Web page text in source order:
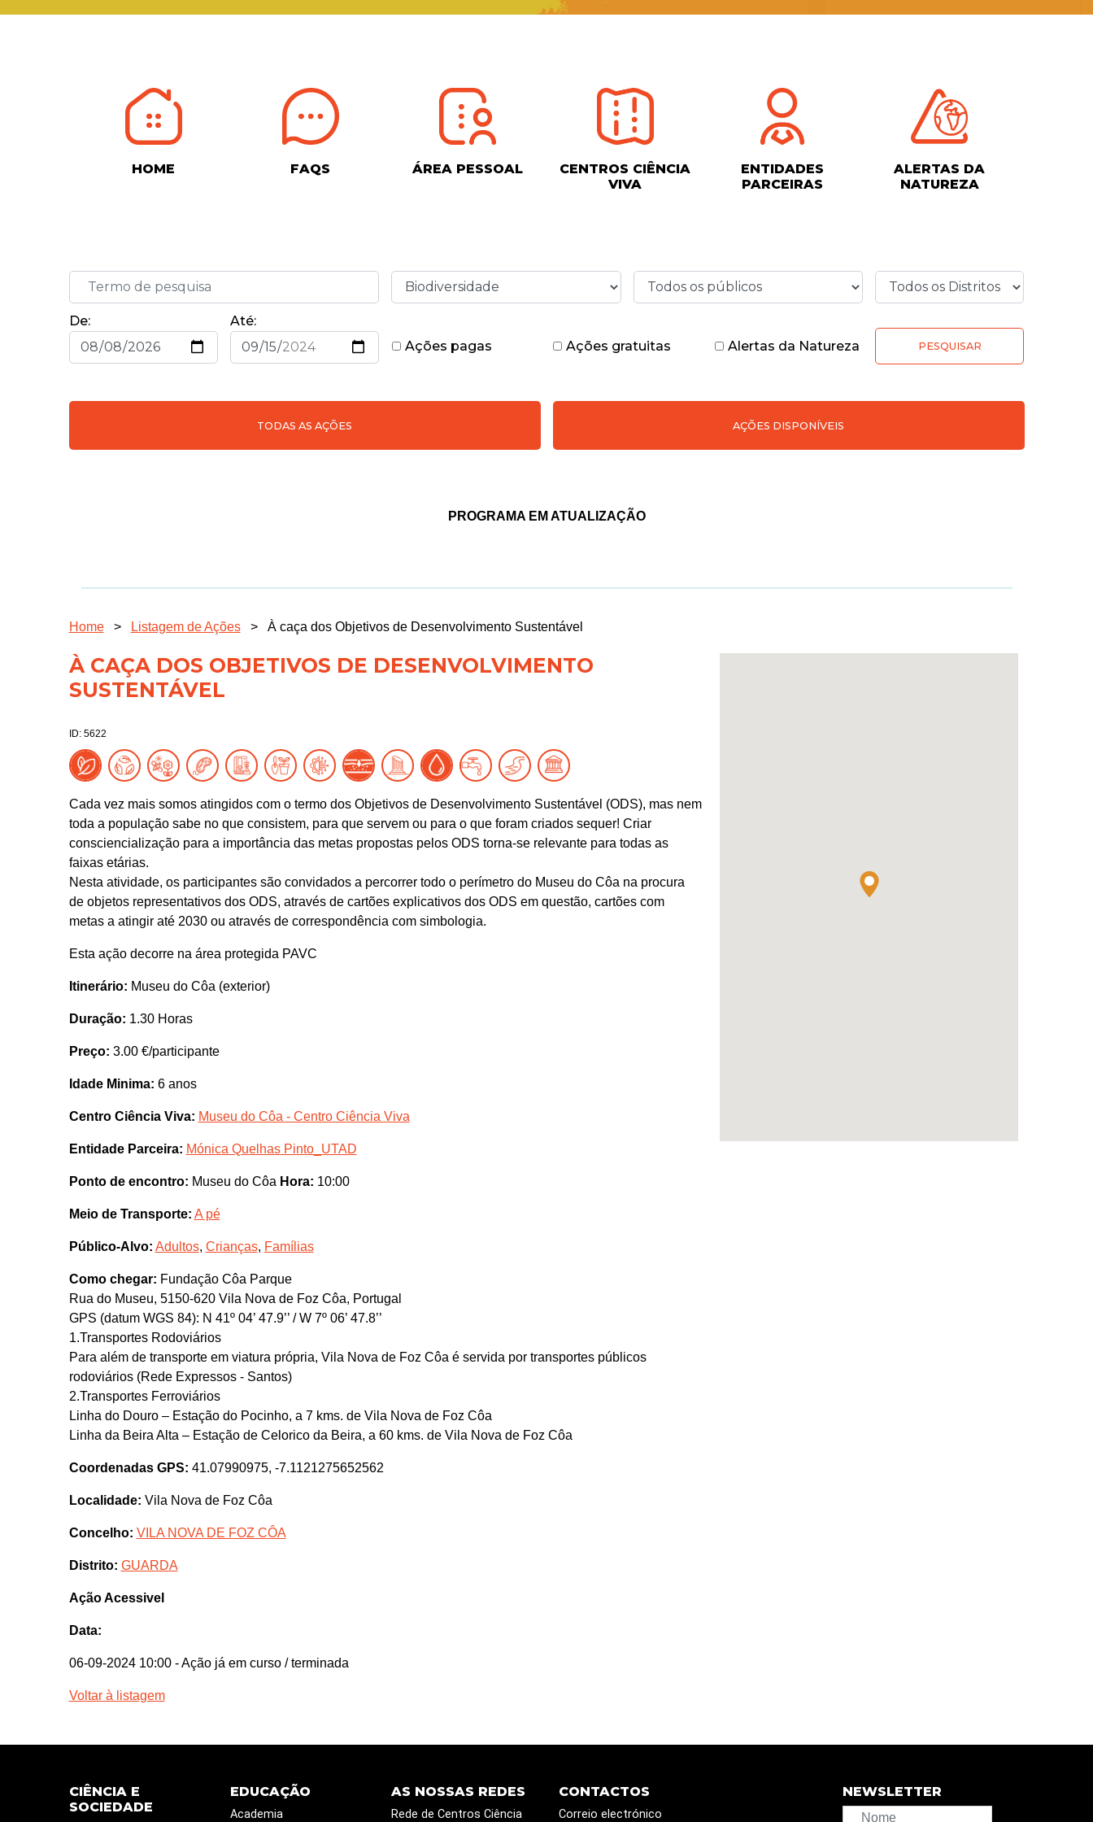
HOME FAQS ÁREA PESSOAL
CENTROS CIÊNCIA
VIVA
ENTIDADES
PARCEIRAS
ALERTAS DA
NATUREZA
De:
Até:
Ações pagas
Ações gratuitas Alertas da Natureza PESQUISAR
TODAS AS AÇÕES AÇÕES DISPONÍVEIS
PROGRAMA EM ATUALIZAÇÃO
Home > Listagem de Ações > À caça dos Objetivos de Desenvolvimento Sustentável
À CAÇA DOS OBJETIVOS DE DESENVOLVIMENTO
SUSTENTÁVEL
ID: 5622
Cada vez mais somos atingidos com o termo dos Objetivos de Desenvolvimento Sustentável (ODS), mas nem
toda a população sabe no que consistem, para que servem ou para o que foram criados sequer! Criar
consciencialização para a importância das metas propostas pelos ODS torna-se relevante para todas as
faixas etárias.
Nesta atividade, os participantes são convidados a percorrer todo o perímetro do Museu do Côa na procura
de objetos representativos dos ODS, através de cartões explicativos dos ODS em questão, cartões com
metas a atingir até 2030 ou através de correspondência com simbologia.
Esta ação decorre na área protegida PAVC
Itinerário: Museu do Côa (exterior)
Duração: 1.30 Horas
Preço: 3.00 €/participante
Idade Minima: 6 anos
Centro Ciência Viva: Museu do Côa - Centro Ciência Viva
Entidade Parceira: Mónica Quelhas Pinto_UTAD
Ponto de encontro: Museu do Côa Hora: 10:00
Meio de Transporte: A pé
Público-Alvo: Adultos, Crianças, Famílias
Como chegar: Fundação Côa Parque
Rua do Museu, 5150-620 Vila Nova de Foz Côa, Portugal
GPS (datum WGS 84): N 41º 04’ 47.9’’ / W 7º 06’ 47.8’’
1.Transportes Rodoviários
Para além de transporte em viatura própria, Vila Nova de Foz Côa é servida por transportes públicos
rodoviários (Rede Expressos - Santos)
2.Transportes Ferroviários
Linha do Douro – Estação do Pocinho, a 7 kms. de Vila Nova de Foz Côa
Linha da Beira Alta – Estação de Celorico da Beira, a 60 kms. de Vila Nova de Foz Côa
Coordenadas GPS: 41.07990975, -7.1121275652562
Localidade: Vila Nova de Foz Côa
Concelho: VILA NOVA DE FOZ CÔA
Distrito: GUARDA
Ação Acessivel
Data:
06-09-2024 10:00 - Ação já em curso / terminada
Voltar à listagem
CIÊNCIA E
SOCIEDADE
EDUCAÇÃO
Academia
AS NOSSAS REDES
Rede de Centros Ciência
CONTACTOS
Correio electrónico
NEWSLETTER